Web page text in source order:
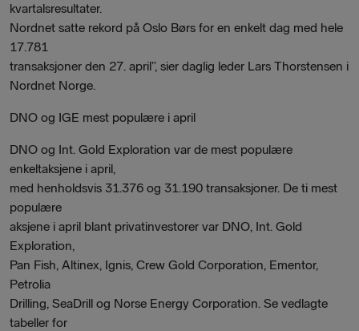
kvartalsresultater.
Nordnet satte rekord på Oslo Børs for en enkelt dag med hele
17.781
transaksjoner den 27. april”, sier daglig leder Lars Thorstensen i
Nordnet Norge.
DNO og IGE mest populære i april
DNO og Int. Gold Exploration var de mest populære
enkeltaksjene i april,
med henholdsvis 31.376 og 31.190 transaksjoner. De ti mest
populære
aksjene i april blant privatinvestorer var DNO, Int. Gold
Exploration,
Pan Fish, Altinex, Ignis, Crew Gold Corporation, Ementor,
Petrolia
Drilling, SeaDrill og Norse Energy Corporation. Se vedlagte
tabeller for